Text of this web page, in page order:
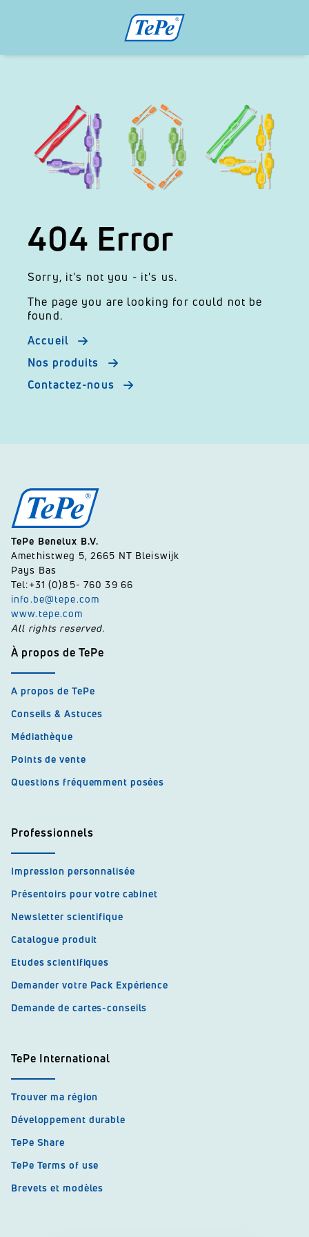
404 Error
Sorry, it's not you - it's us.
The page you are looking for could not be
found.
Accueil
Nos produits
Contactez-nous
TePe Benelux B.V.
Amethistweg 5, 2665 NT Bleiswijk
Pays Bas
Tel:+31 (0)85- 760 39 66
info.be@tepe.com
www.tepe.com
All rights reserved.
À propos de TePe
A propos de TePe
Conseils & Astuces
Médiathèque
Points de vente
Questions fréquemment posées
Professionnels
Impression personnalisée
Présentoirs pour votre cabinet
Newsletter scientifique
Catalogue produit
Etudes scientifiques
Demander votre Pack Expérience
Demande de cartes-conseils
TePe International
Trouver ma région
Développement durable
TePe Share
TePe Terms of use
Brevets et modèles